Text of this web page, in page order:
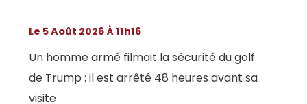
Un homme armé filmait la sécurité du golf
de Trump : il est arrêté 48 heures avant sa
visite
Le 5 Août 2026 À 11h16